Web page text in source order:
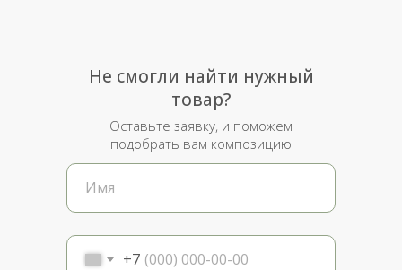
+7
Не смогли найти нужный
товар?
Оставьте заявку, и поможем
подобрать вам композицию